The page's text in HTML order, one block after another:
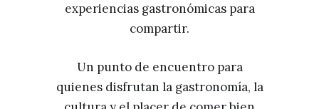
experiencias gastronómicas para
compartir.
Un punto de encuentro para
quienes disfrutan la gastronomía, la